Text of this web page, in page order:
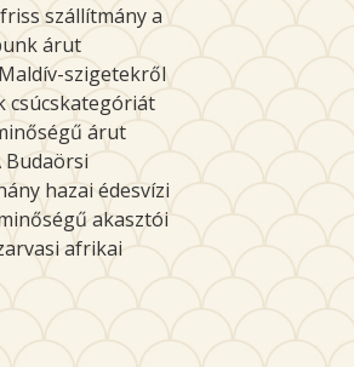
szállítmány a
árut
szigetekről
csúcskategóriát
árut
Budaörsi
hazai édesvízi
akasztói
afrikai